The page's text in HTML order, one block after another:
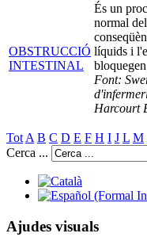
OBSTRUCCIÓ
INTESTINAL
És un
normal
líquids i
Font:
Harcourt
Tot A B C D E F H I J L M
Cerca ...
Ajudes visuals